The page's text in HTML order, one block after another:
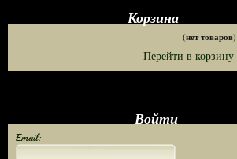
Корзина
(нет товаров)
Перейти в корзину
Войти
Email: